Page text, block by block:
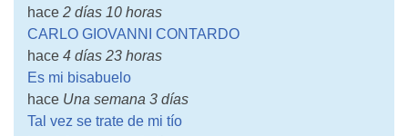
hace 2 días 10 horas
CARLO GIOVANNI CONTARDO
hace 4 días 23 horas
Es mi bisabuelo
hace Una semana 3 días
Tal vez se trate de mi tío